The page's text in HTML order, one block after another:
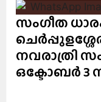
സംഗീത
നവരാത്രി
ഒക്ടോബർ 3